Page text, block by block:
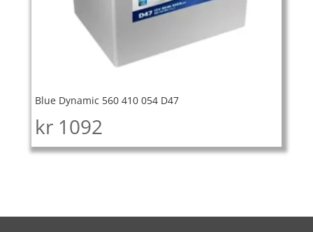
Blue Dynamic 560 410 054 D47
kr 1092